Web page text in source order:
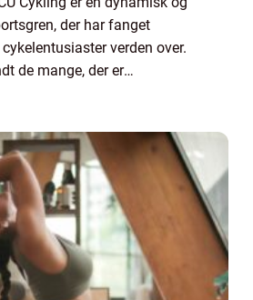
der har fanget
verden over.
de mange, der er